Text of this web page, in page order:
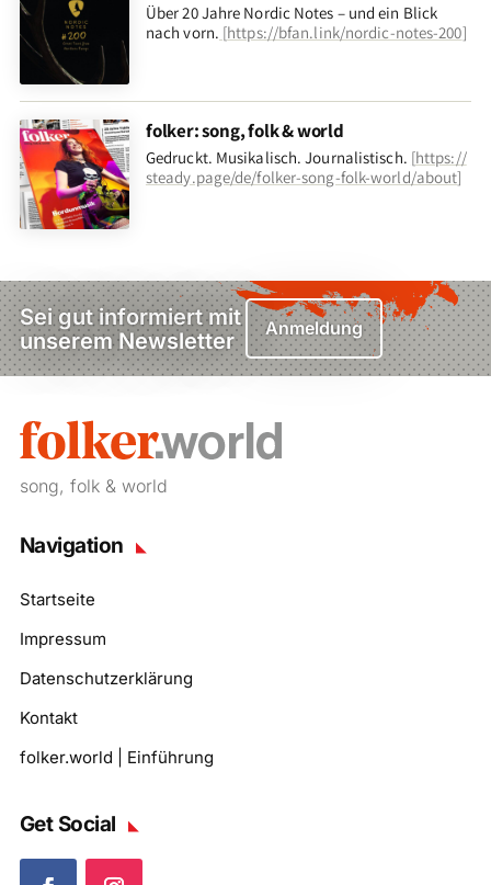
Über 20 Jahre Nordic Notes – und ein Blick
nach vorn. [https://bfan.link/nordic-notes-200]
folker: song, folk & world
Gedruckt. Musikalisch. Journalistisch. [https://
steady.page/de/folker-song-folk-world/about]
Sei gut informiert mit
unserem Newsletter
Anmeldung
song, folk & world
Navigation
Startseite
Impressum
Datenschutzerklärung
Kontakt
folker.world | Einführung
Get Social